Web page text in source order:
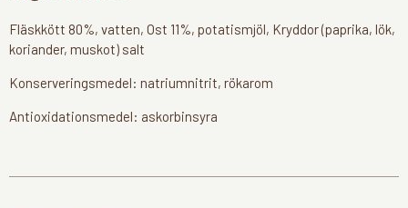
Fläskkött 80%, vatten, Ost 11%, potatismjöl, Kryddor (paprika, lök,
koriander, muskot) salt
Konserveringsmedel: natriumnitrit, rökarom
Antioxidationsmedel: askorbinsyra